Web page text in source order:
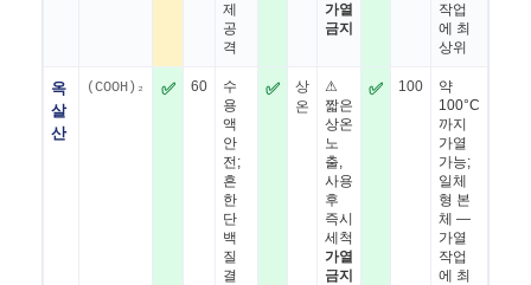
제
공
격
가열
금지
작업
에 최
상위
옥
살
산
(COOH)₂ ✅ 60
수
용
액
안
전;
흔
한
단
백
질
결
✅
상
온
⚠
짧은
상온
노
출,
사용
후
즉시
세척
가열
금지
✅ 100
약
100°C
까지
가열
가능;
일체
형 본
체 —
가열
작업
에 최